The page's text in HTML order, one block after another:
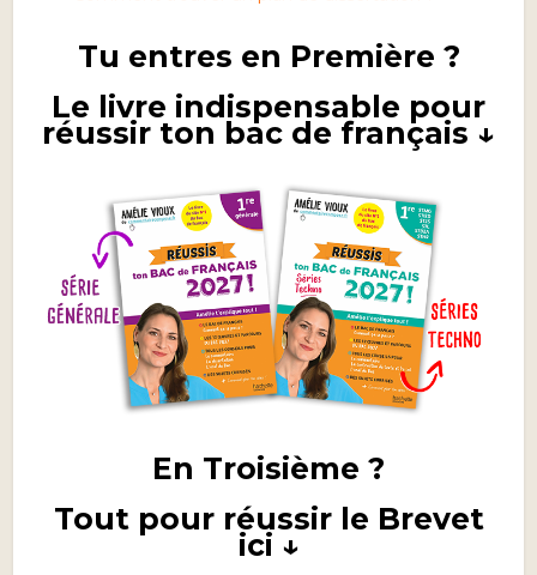
Tu entres en Première ?
Le livre indispensable pour
réussir ton bac de français ↓
En Troisième ?
Tout pour réussir le Brevet
ici ↓